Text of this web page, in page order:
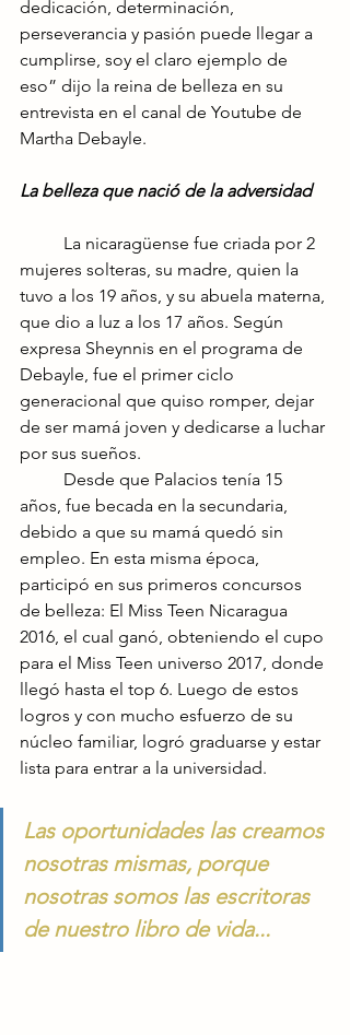
dedicación, determinación,
perseverancia y pasión puede llegar a
cumplirse, soy el claro ejemplo de
eso” dijo la reina de belleza en su
entrevista en el canal de Youtube de
Martha Debayle.
La belleza que nació de la adversidad
mujeres solteras, su madre, quien la
tuvo a los 19 años, y su abuela materna,
que dio a luz a los 17 años. Según
expresa Sheynnis en el programa de
Debayle, fue el primer ciclo
generacional que quiso romper, dejar
de ser mamá joven y dedicarse a luchar
por sus sueños.
años, fue becada en la secundaria,
debido a que su mamá quedó sin
empleo. En esta misma época,
participó en sus primeros concursos
de belleza: El Miss Teen Nicaragua
2016, el cual ganó, obteniendo el cupo
para el Miss Teen universo 2017, donde
llegó hasta el top 6. Luego de estos
logros y con mucho esfuerzo de su
núcleo familiar, logró graduarse y estar
lista para entrar a la universidad.
Las oportunidades las creamos
nosotras mismas, porque
nosotras somos las escritoras
de nuestro libro de vida...